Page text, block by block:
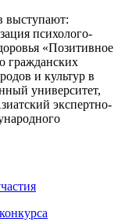
выступают:
психолого-
«Позитивное
гражданских
и культур в
университет,
экспертно-